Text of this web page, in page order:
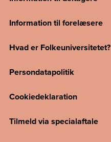
Information til forelæsere
Hvad er Folkeuniversitetet?
Persondatapolitik
Cookiedeklaration
Tilmeld via specialaftale